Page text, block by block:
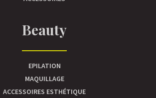
Beauty
EPILATION
MAQUILLAGE
ACCESSOIRES ESTHÉTIQUE